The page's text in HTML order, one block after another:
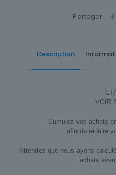
Partager
Description
VOIR
Cumulez vos achats
afin de réduire
Attendez que nous ayons
achats